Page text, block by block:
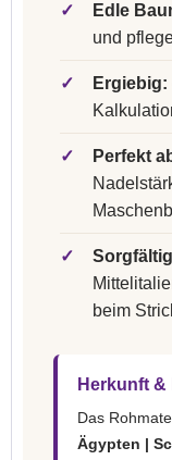
✓ Edle
und
✓ Ergiebig:
✓ Perfekt
✓
beim
Herkunft
Das
Ägypten |